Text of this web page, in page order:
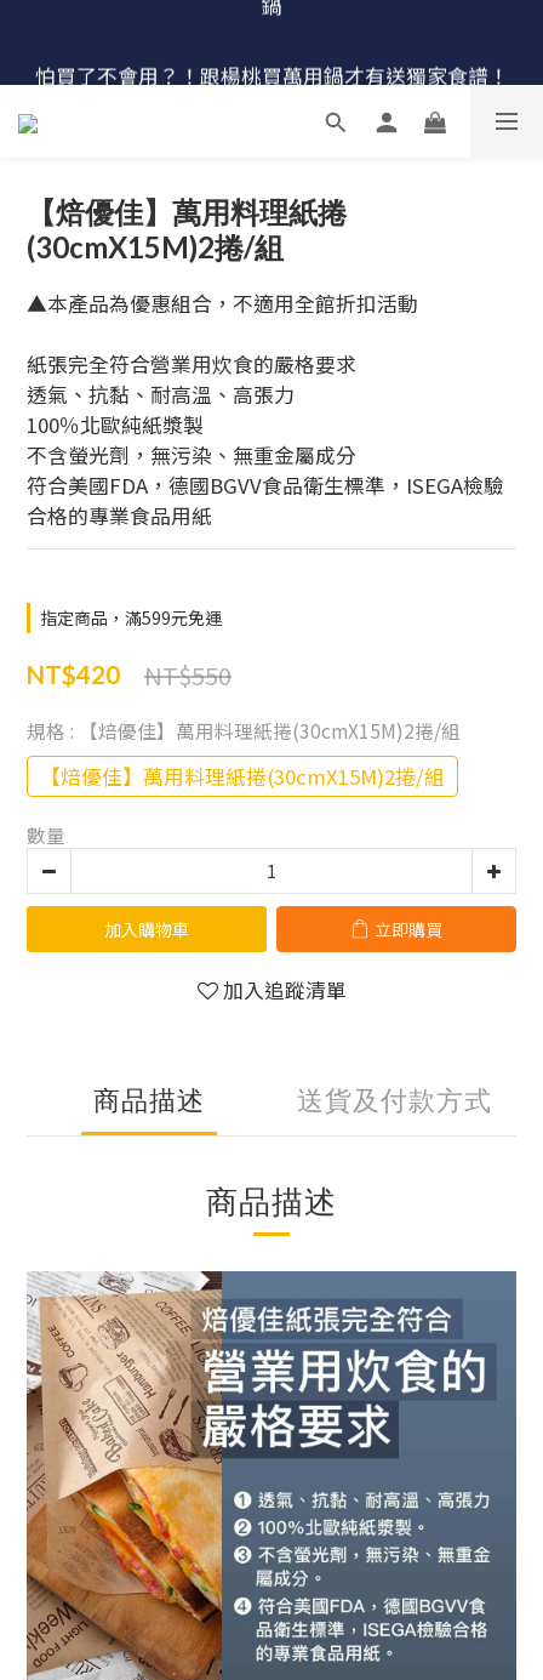
🔥燕三條．職人手工🔥日本Arnest 武 Rn 輕量雙口鐵
🔴最後100組↘$1780 (原$2180) HausChef 十合一全能
鍋
【焙優佳】萬用料理紙捲
(30cmX15M)2捲/組
▲本產品為優惠組合，不適用全館折扣活動
紙張完全符合營業用炊食的嚴格要求
透氣、抗黏、耐高溫、高張力
100％北歐純紙漿製
不含螢光劑，無污染、無重金屬成分
符合美國FDA，德國BGVV食品衛生標準，ISEGA檢驗
合格的專業食品用紙
指定商品，滿599元免運
NT$550
NT$420
規格 : 【焙優佳】萬用料理紙捲(30cmX15M)2捲/組
【焙優佳】萬用料理紙捲(30cmX15M)2捲/組
數量
加入購物車 立即購買
加入追蹤清單
商品描述 送貨及付款方式
商品描述